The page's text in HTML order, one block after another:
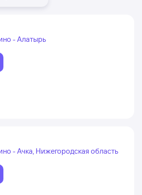
- Алатырь
- Ачка, Нижегородская область